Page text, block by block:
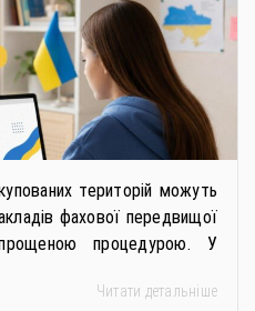
територій можуть
фахової передвищої
процедурою. У
дає можливість здобувати
Читати детальніше